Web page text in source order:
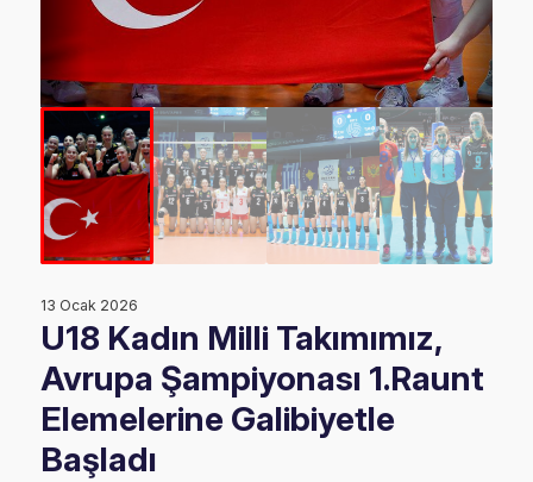
13 Ocak 2026
U18 Kadın Milli Takımımız,
Avrupa Şampiyonası 1.Raunt
Elemelerine Galibiyetle
Başladı